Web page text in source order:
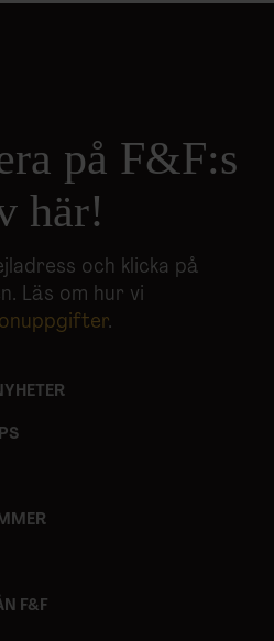
på F&F:s
här!
och klicka på
Läs om hur vi
.
F&F